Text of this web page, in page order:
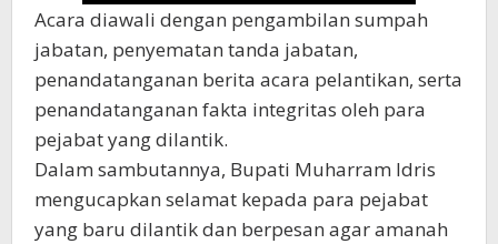
Acara diawali dengan pengambilan sumpah
jabatan, penyematan tanda jabatan,
penandatanganan berita acara pelantikan, serta
penandatanganan fakta integritas oleh para
pejabat yang dilantik.
Dalam sambutannya, Bupati Muharram Idris
mengucapkan selamat kepada para pejabat
yang baru dilantik dan berpesan agar amanah